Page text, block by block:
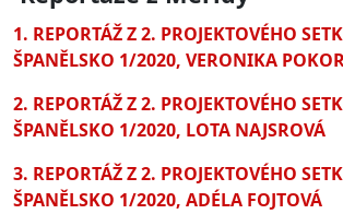
1. REPORTÁŽ Z 2. PROJEKTOVÉHO
ŠPANĚLSKO 1/2020, VERONIKA
2. REPORTÁŽ Z 2. PROJEKTOVÉHO
ŠPANĚLSKO 1/2020, LOTA NAJSROVÁ
3. REPORTÁŽ Z 2. PROJEKTOVÉHO
ŠPANĚLSKO 1/2020, ADÉLA FOJTOVÁ